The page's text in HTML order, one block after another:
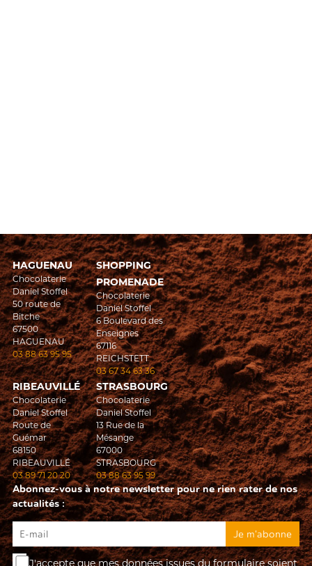
HAGUENAU
Chocolaterie
Daniel Stoffel
50 route de
Bitche
67500
HAGUENAU
03 88 63 95 95
SHOPPING
PROMENADE
Chocolaterie
Daniel Stoffel
6 Boulevard des
Enseignes
67116
REICHSTETT
03 67 34 63 36
RIBEAUVILLÉ
Chocolaterie
Daniel Stoffel
Route de
Guémar
68150
RIBEAUVILLÉ
03 89 71 20 20
STRASBOURG
Chocolaterie
Daniel Stoffel
13 Rue de la
Mésange
67000
STRASBOURG
03 88 63 95 99
Abonnez-vous à notre newsletter pour ne rien rater de nos
actualités :
J'accepte que mes données issues du formulaire soient